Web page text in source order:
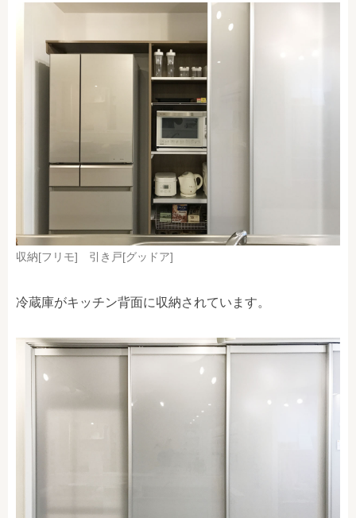
収納[フリモ] 引き戸[グッドア]
冷蔵庫がキッチン背面に収納されています。